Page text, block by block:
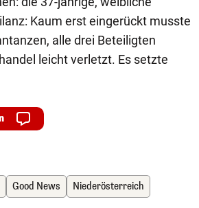
Kaum erst eingerückt musste
alle drei Beteiligten
leicht verletzt. Es setzte
Good News
Niederösterreich